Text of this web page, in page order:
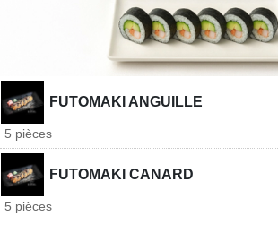
FUTOMAKI ANGUILLE
5 pièces
FUTOMAKI CANARD
5 pièces